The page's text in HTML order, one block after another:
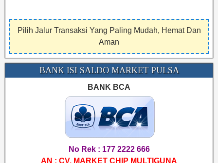
Pilih Jalur Transaksi Yang Paling Mudah, Hemat Dan
Aman
BANK ISI SALDO MARKET PULSA
BANK BCA
No Rek : 177 2222 666
AN : CV. MARKET CHIP MULTIGUNA